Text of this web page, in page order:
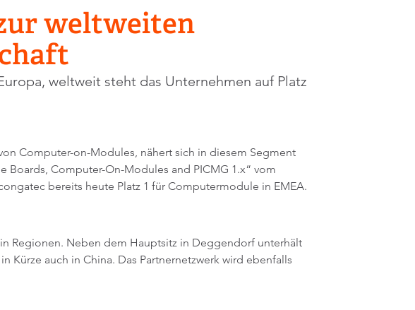
weltweiten
weltweit steht das Unternehmen auf Platz
Computer-on-Modules, nähert sich in diesem Segment
Boards, Computer-On-Modules and PICMG 1.x“ vom
bereits heute Platz 1 für Computermodule in EMEA.
Regionen. Neben dem Hauptsitz in Deggendorf unterhält
Kürze auch in China. Das Partnernetzwerk wird ebenfalls